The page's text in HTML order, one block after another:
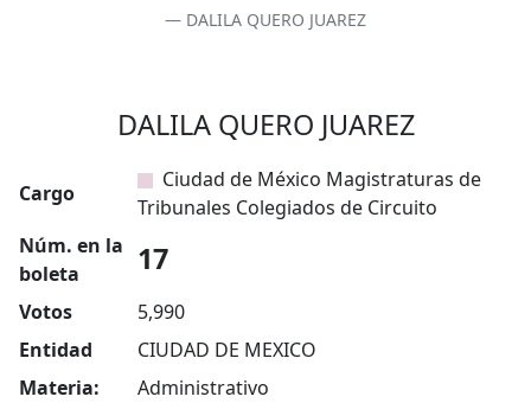
DALILA QUERO JUAREZ
DALILA QUERO JUAREZ
Cargo
Ciudad de México Magistraturas de
Tribunales Colegiados de Circuito
Núm. en la
boleta
17
Votos
5,990
Entidad
CIUDAD DE MEXICO
Materia:
Administrativo